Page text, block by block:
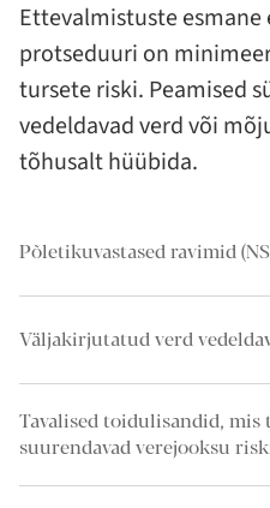
Ettevalmistuste esmane
protseduuri on
tursete riski. Peamised
vedeldavad verd või
tõhusalt hüübida.
Põletikuvastased ravimid
Väljakirjutatud verd
Tavalised toidulisandid, mis
suurendavad verejooksu